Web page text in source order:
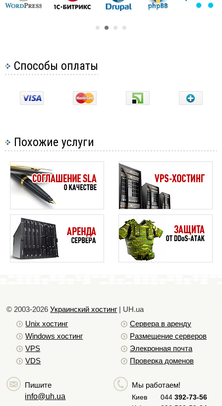
Способы оплаты
Похожие услуги
© 2003-2026Украинский хостинг | UH.ua
Unix хостинг
Windows хостинг
VPS
VDS
Сервера в аренду
Размещение серверов
Элекронная почта
Проверка доменов
Пишите
info@uh.ua
Мы работаем!
Киев 044 392-73-56